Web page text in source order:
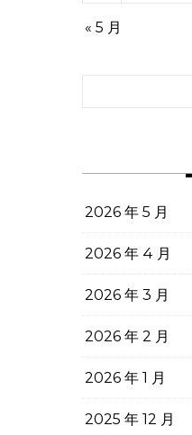
« 5 月
2026 年 5 月
2026 年 4 月
2026 年 3 月
2026 年 2 月
2026 年 1 月
2025 年 12 月